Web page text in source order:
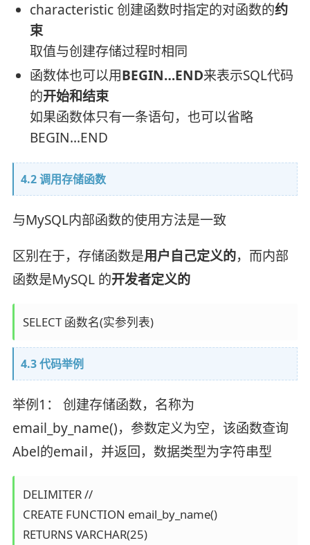
characteristic 创建函数时指定的对函数的约
束
取值与创建存储过程时相同
函数体也可以用BEGIN…END来表示SQL代码
的开始和结束
如果函数体只有一条语句，也可以省略
BEGIN…END
4.2 调用存储函数
与MySQL内部函数的使用方法是一致
区别在于，存储函数是用户自己定义的，而内部
函数是MySQL 的开发者定义的
SELECT 函数名(实参列表)
4.3 代码举例
举例1： 创建存储函数，名称为
email_by_name()，参数定义为空，该函数查询
Abel的email，并返回，数据类型为字符串型
DELIMITER //
CREATE FUNCTION email_by_name()
RETURNS VARCHAR(25)